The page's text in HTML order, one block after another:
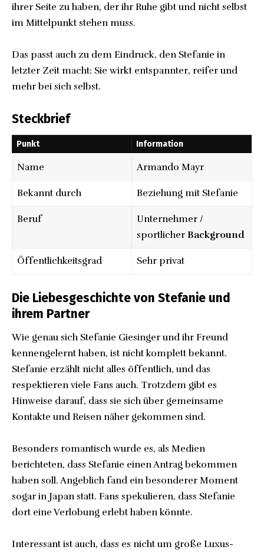
ihrer Seite zu haben, der ihr Ruhe gibt und nicht selbst
im Mittelpunkt stehen muss.
Das passt auch zu dem Eindruck, den Stefanie in
letzter Zeit macht: Sie wirkt entspannter, reifer und
mehr bei sich selbst.
Steckbrief
Punkt Information
Name Armando Mayr
Bekannt durch Beziehung mit Stefanie
Beruf
Unternehmer /
sportlicher Background
Öffentlichkeitsgrad Sehr privat
Die Liebesgeschichte von Stefanie und
ihrem Partner
Wie genau sich Stefanie Giesinger und ihr Freund
kennengelernt haben, ist nicht komplett bekannt.
Stefanie erzählt nicht alles öffentlich, und das
respektieren viele Fans auch. Trotzdem gibt es
Hinweise darauf, dass sie sich über gemeinsame
Kontakte und Reisen näher gekommen sind.
Besonders romantisch wurde es, als Medien
berichteten, dass Stefanie einen Antrag bekommen
haben soll. Angeblich fand ein besonderer Moment
sogar in Japan statt. Fans spekulieren, dass Stefanie
dort eine Verlobung erlebt haben könnte.
Interessant ist auch, dass es nicht um große Luxus-